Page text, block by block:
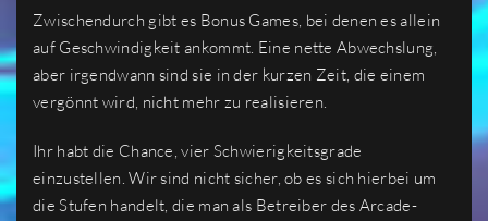
Zwischendurch gibt es Bonus Games, bei denen es allein
auf Geschwindigkeit ankommt. Eine nette Abwechslung,
aber irgendwann sind sie in der kurzen Zeit, die einem
vergönnt wird, nicht mehr zu realisieren.
Ihr habt die Chance, vier Schwierigkeitsgrade
einzustellen. Wir sind nicht sicher, ob es sich hierbei um
die Stufen handelt, die man als Betreiber des Arcade-